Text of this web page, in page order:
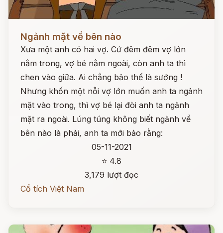
Ngảnh mặt về bên nào
Xưa một anh có hai vợ. Cứ đêm đêm vợ lớn
nằm trong, vợ bé nằm ngoài, còn anh ta thì
chen vào giữa. Ai chẳng bảo thế là sướng !
Nhưng khốn một nỗi vợ lớn muốn anh ta ngảnh
mặt vào trong, thì vợ bé lại đòi anh ta ngảnh
mặt ra ngoài. Lúng túng không biết ngảnh về
bên nào là phải, anh ta mới bảo rằng:
05-11-2021
⭐ 4.8
3,179 lượt đọc
Cổ tích Việt Nam